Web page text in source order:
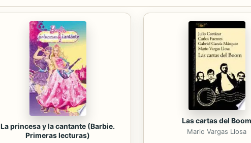
La princesa y la cantante (Barbie.
Primeras lecturas)
Las cartas del Boom
Mario Vargas Llosa